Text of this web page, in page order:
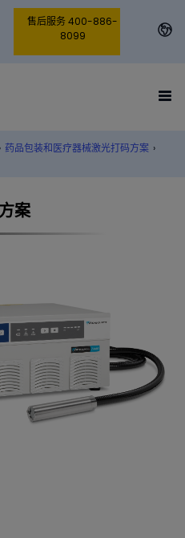
售后服务 400-886-
8099
› 药品包装和医疗器械激光打码方案 ›
案